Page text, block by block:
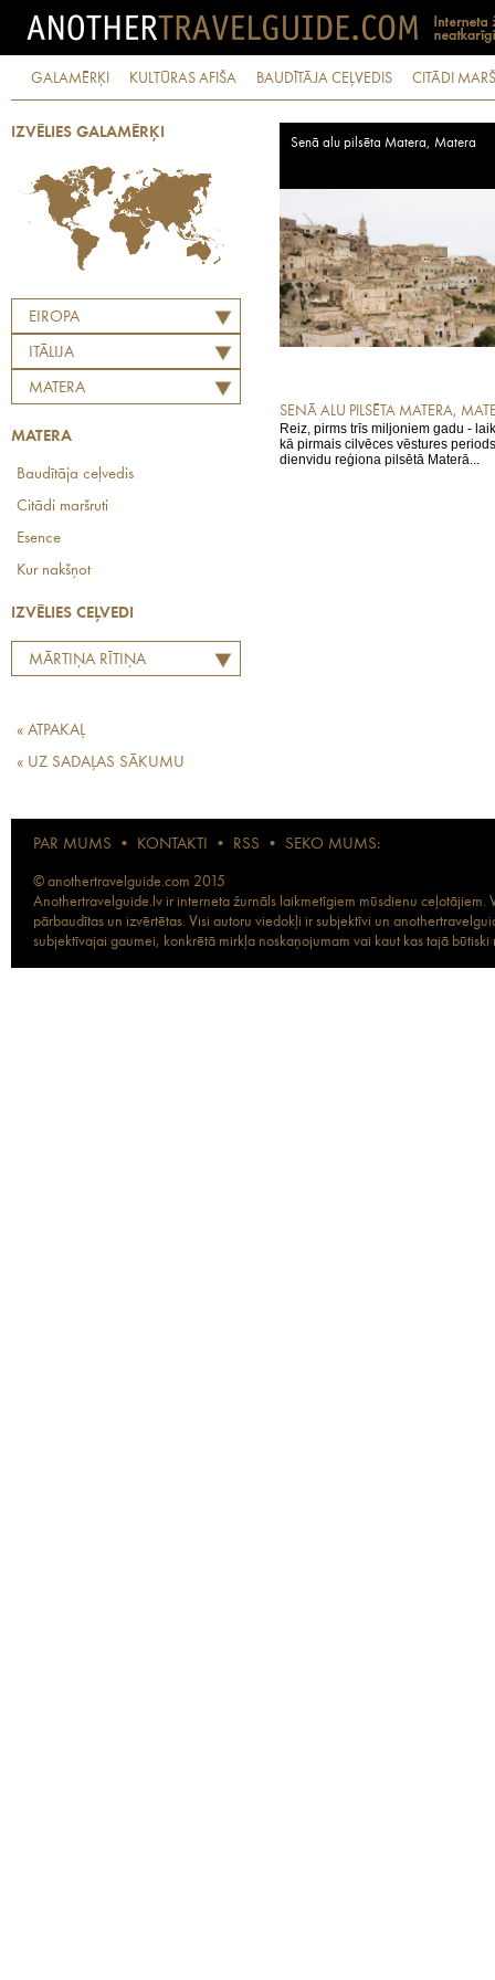
GALAMĒRĶI KULTŪRAS AFIŠA BAUDĪTĀJA CEĻVEDIS CITĀDI
IZVĒLIES GALAMĒRĶI
EIROPA
ITĀLIJA
MATERA
MATERA
Baudītāja ceļvedis
Citādi maršruti
Esence
Kur nakšņot
IZVĒLIES CEĻVEDI
MĀRTIŅA RĪTIŅA
« ATPAKAĻ
« UZ SADAĻAS SĀKUMU
Senā alu pilsēta Matera, Matera
SENĀ ALU PILSĒTA MATERA,
Reiz, pirms trīs miljoniem gadu -
kā pirmais cilvēces vēstures
dienvidu reģiona pilsētā Materā...
PAR MUMS • KONTAKTI • RSS • SEKO MUMS:
© anothertravelguide.com 2015
Anothertravelguide.lv ir interneta žurnāls laikmetīgiem mūsdienu
pārbaudītas un izvērtētas. Visi autoru viedokļi ir subjektīvi un
subjektīvajai gaumei, konkrētā mirkļa noskaņojumam vai kaut kas tajā